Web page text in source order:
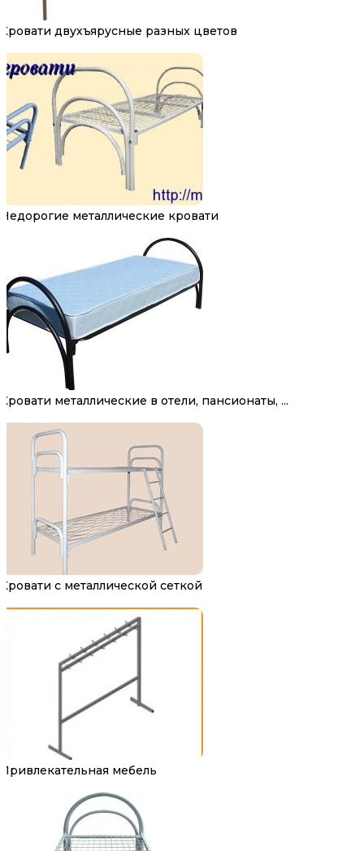
Кровати двухъярусные разных цветов
Недорогие металлические кровати
Кровати металлические в отели, пансионаты, ...
Кровати с металлической сеткой
Привлекательная мебель